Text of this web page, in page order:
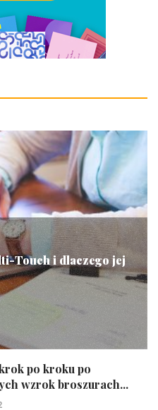
Touch i dlaczego jej
po kroku po
wzrok broszurach...